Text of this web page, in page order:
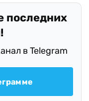
последних
в Telegram